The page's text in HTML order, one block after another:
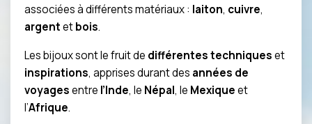
associées à différents matériaux : laiton, cuivre,
argentetbois.
Les bijoux sont le fruit de différentes techniqueset
inspirations, apprises durant des années de
voyagesentre l’Inde, le Népal, le Mexiqueet
l’Afrique.